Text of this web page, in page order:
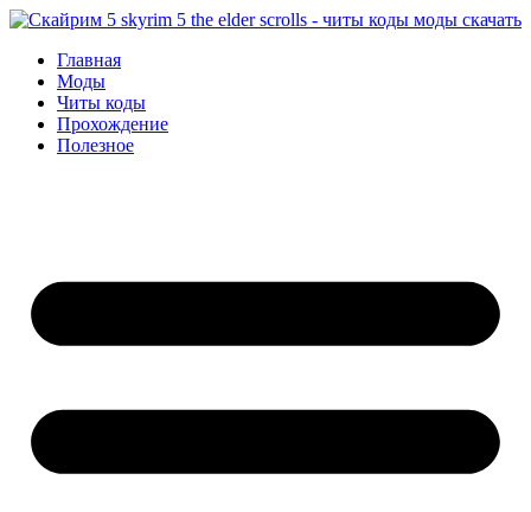
Перейти
содержимому
Главная
Моды
Читы коды
Прохождение
Полезное